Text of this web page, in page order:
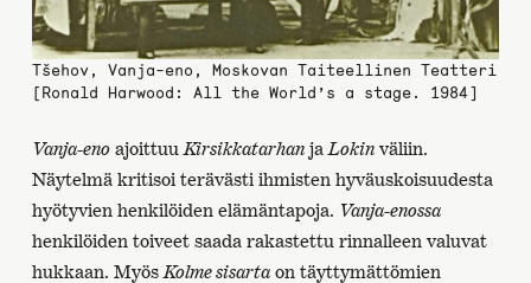
Tšehov, Vanja-eno, Moskovan Taiteellinen Teatteri
[Ronald Harwood: All the World’s a stage. 1984]
Vanja-enoajoittuu Kirsikkatarhanja Lokinväliin.
Näytelmä kritisoi terävästi ihmisten hyväuskoisuudesta
hyötyvien henkilöiden elämäntapoja.
Vanja-enossa
henkilöiden toiveet saada rakastettu rinnalleen valuvat
hukkaan. Myös Kolme sisartaon täyttymättömien